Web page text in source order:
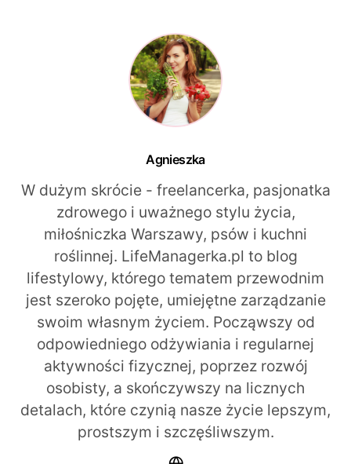
Agnieszka
W dużym skrócie - freelancerka, pasjonatka
zdrowego i uważnego stylu życia,
miłośniczka Warszawy, psów i kuchni
roślinnej. LifeManagerka.pl to blog
lifestylowy, którego tematem przewodnim
jest szeroko pojęte, umiejętne zarządzanie
swoim własnym życiem. Począwszy od
odpowiedniego odżywiania i regularnej
aktywności fizycznej, poprzez rozwój
osobisty, a skończywszy na licznych
detalach, które czynią nasze życie lepszym,
prostszym i szczęśliwszym.